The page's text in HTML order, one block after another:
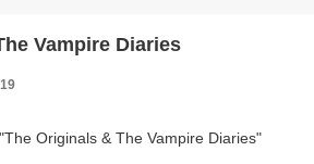
Vampire Diaries